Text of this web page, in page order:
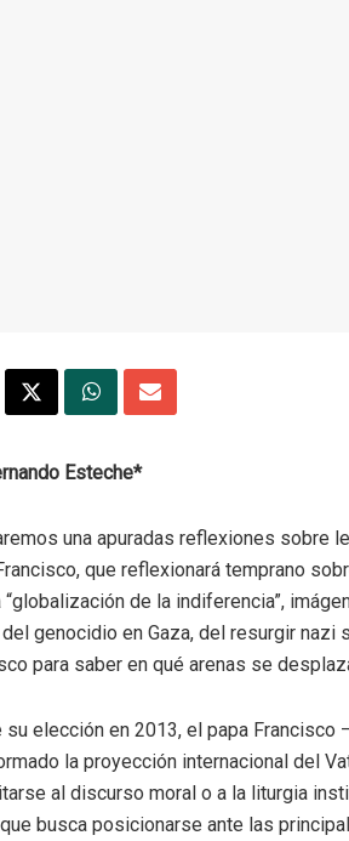
Esteche*
una apuradas reflexiones sobre
que reflexionará temprano
“globalización de la indiferencia”,
genocidio en Gaza, del resurgir nazi
para saber en qué arenas se
su elección en 2013, el papa
la proyección internacional del
al discurso moral o a la liturgia
busca posicionarse ante las